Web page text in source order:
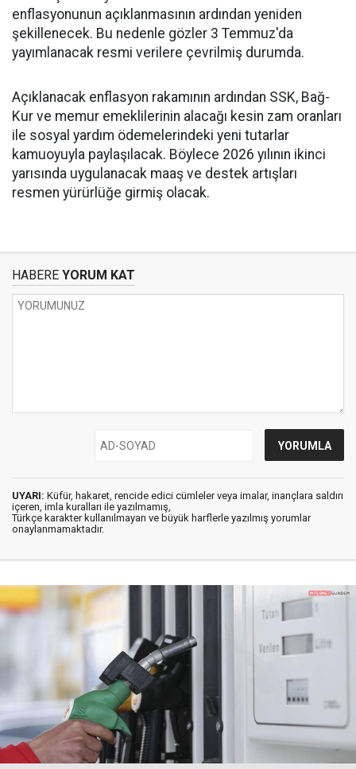
enflasyonunun açıklanmasının ardından yeniden
şekillenecek. Bu nedenle gözler 3 Temmuz'da
yayımlanacak resmi verilere çevrilmiş durumda.
Açıklanacak enflasyon rakamının ardından SSK, Bağ-
Kur ve memur emeklilerinin alacağı kesin zam oranları
ile sosyal yardım ödemelerindeki yeni tutarlar
kamuoyuyla paylaşılacak. Böylece 2026 yılının ikinci
yarısında uygulanacak maaş ve destek artışları
resmen yürürlüğe girmiş olacak.
HABERE YORUM KAT
UYARI: Küfür, hakaret, rencide edici cümleler veya imalar, inançlara saldırı
içeren, imla kuralları ile yazılmamış,
Türkçe karakter kullanılmayan ve büyük harflerle yazılmış yorumlar
onaylanmamaktadır.